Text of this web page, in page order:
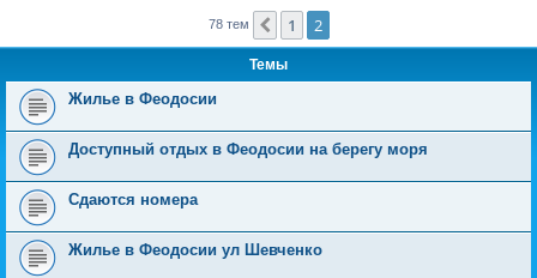
78 тем Пред.
1 2
Темы
Жилье в Феодосии
Доступный отдых в Феодосии на берегу моря
Сдаются номера
Жилье в Феодосии ул Шевченко